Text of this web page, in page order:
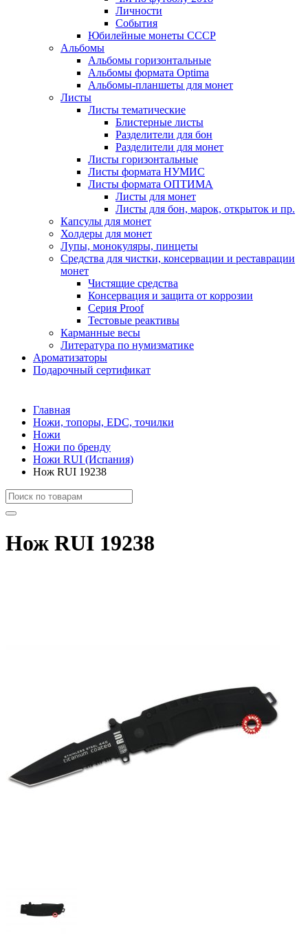
Личности
События
Юбилейные монеты СССР
Альбомы
Альбомы горизонтальные
Альбомы формата Optima
Альбомы-планшеты для монет
Листы
Листы тематические
Блистерные листы
Разделители для бон
Разделители для монет
Листы горизонтальные
Листы формата НУМИС
Листы формата ОПТИМА
Листы для монет
Листы для бон, марок, открыток и пр.
Капсулы для монет
Холдеры для монет
Лупы, монокуляры, пинцеты
Средства для чистки, консервации и реставрации
монет
Чистящие средства
Консервация и защита от коррозии
Серия Proof
Тестовые реактивы
Карманные весы
Литература по нумизматике
Ароматизаторы
Подарочный сертификат
Главная
Ножи, топоры, EDC, точилки
Ножи
Ножи по бренду
Ножи RUI (Испания)
Нож RUI 19238
Нож RUI 19238